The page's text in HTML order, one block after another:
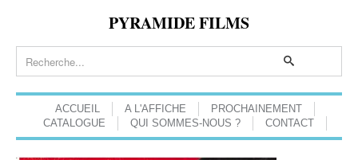
PYRAMIDE FILMS
ACCUEIL A L'AFFICHE
PROCHAINEMENT
CATALOGUE
QUI SOMMES-NOUS ? CONTACT